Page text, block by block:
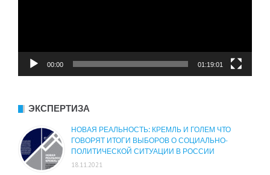
00:00 01:19:01
ЭКСПЕРТИЗА
НОВАЯ РЕАЛЬНОСТЬ: КРЕМЛЬ И ГОЛЕМ ЧТО
ГОВОРЯТ ИТОГИ ВЫБОРОВ О СОЦИАЛЬНО-
ПОЛИТИЧЕСКОЙ СИТУАЦИИ В РОССИИ
18.11.2021